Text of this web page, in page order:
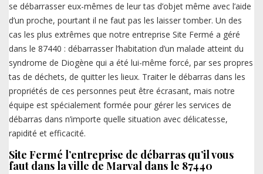
se débarrasser eux-mêmes de leur tas d’objet même avec l’aide
d’un proche, pourtant il ne faut pas les laisser tomber. Un des
cas les plus extrêmes que notre entreprise Site Fermé a géré
dans le 87440 : débarrasser l’habitation d’un malade atteint du
syndrome de Diogène qui a été lui-même forcé, par ses propres
tas de déchets, de quitter les lieux. Traiter le débarras dans les
propriétés de ces personnes peut être écrasant, mais notre
équipe est spécialement formée pour gérer les services de
débarras dans n’importe quelle situation avec délicatesse,
rapidité et efficacité.
Site Fermé l’entreprise de débarras qu’il vous
faut dans la ville de Marval dans le 87440